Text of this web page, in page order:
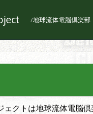
地球流体電脳倶楽部
クトは地球流体電脳